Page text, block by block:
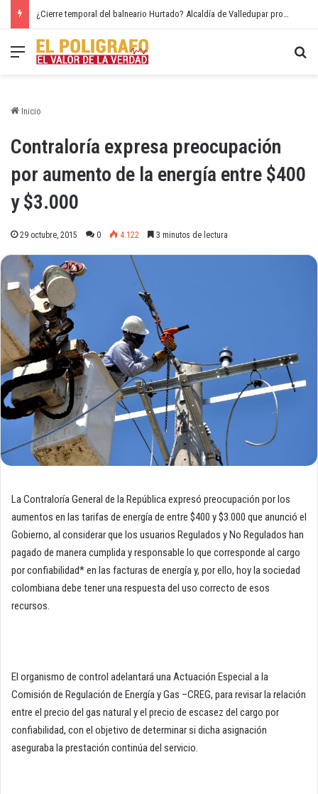
¿Cierre temporal del balneario Hurtado? Alcaldía de Valledupar propone recuperar el río Guatapurí
Menú
Inicio
Contraloría expresa preocupación
por aumento de la energía entre $400
y $3.000
29 octubre, 2015 0 4.122 3 minutos de lectura
La Contraloría General de la República expresó preocupación por los
aumentos en las tarifas de energía de entre $400 y $3.000 que anunció el
Gobierno, al considerar que los usuarios Regulados y No Regulados han
pagado de manera cumplida y responsable lo que corresponde al cargo
por confiabilidad* en las facturas de energía y, por ello, hoy la sociedad
colombiana debe tener una respuesta del uso correcto de esos
recursos.
El organismo de control adelantará una Actuación Especial a la
Comisión de Regulación de Energía y Gas –CREG, para revisar la relación
entre el precio del gas natural y el precio de escasez del cargo por
confiabilidad, con el objetivo de determinar si dicha asignación
aseguraba la prestación continúa del servicio.